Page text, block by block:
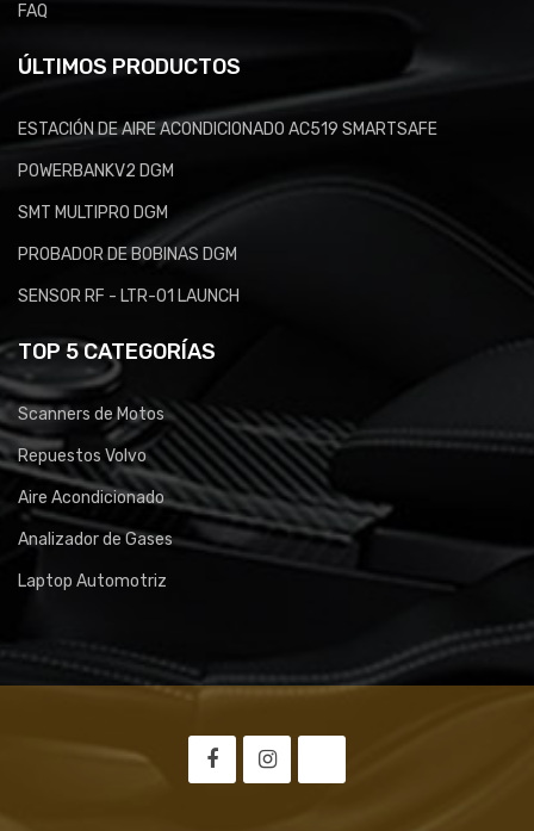
FAQ
ÚLTIMOS PRODUCTOS
ESTACIÓN DE AIRE ACONDICIONADO AC519 SMARTSAFE
POWERBANKV2 DGM
SMT MULTIPRO DGM
PROBADOR DE BOBINAS DGM
SENSOR RF - LTR-01 LAUNCH
TOP 5 CATEGORÍAS
Scanners de Motos
Repuestos Volvo
Aire Acondicionado
Analizador de Gases
Laptop Automotriz